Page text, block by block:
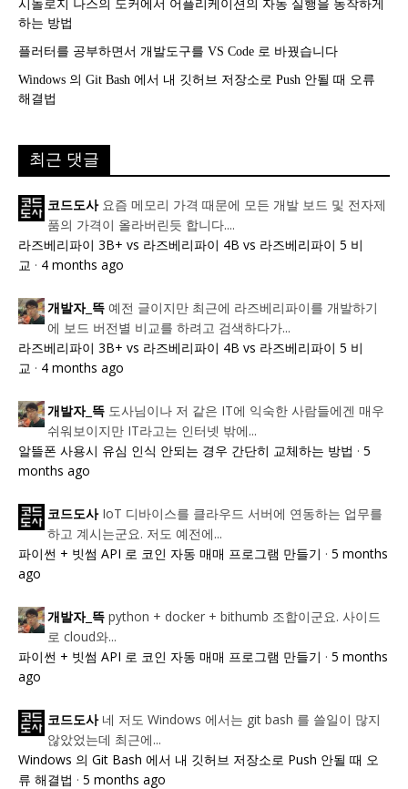
시놀로지 나스의 도커에서 어플리케이션의 자동 실행을 동작하게
하는 방법
플러터를 공부하면서 개발도구를 VS Code 로 바꿨습니다
Windows 의 Git Bash 에서 내 깃허브 저장소로 Push 안될 때 오류
해결법
최근 댓글
코드도사 요즘 메모리 가격 때문에 모든 개발 보드 및 전자제
품의 가격이 올라버린듯 합니다....
라즈베리파이 3B+ vs 라즈베리파이 4B vs 라즈베리파이 5 비
교 · 4 months ago
개발자_뜩 예전 글이지만 최근에 라즈베리파이를 개발하기
에 보드 버전별 비교를 하려고 검색하다가...
라즈베리파이 3B+ vs 라즈베리파이 4B vs 라즈베리파이 5 비
교 · 4 months ago
개발자_뜩 도사님이나 저 같은 IT에 익숙한 사람들에겐 매우
쉬워보이지만 IT라고는 인터넷 밖에...
알뜰폰 사용시 유심 인식 안되는 경우 간단히 교체하는 방법 · 5
months ago
코드도사 IoT 디바이스를 클라우드 서버에 연동하는 업무를
하고 계시는군요. 저도 예전에...
파이썬 + 빗썸 API 로 코인 자동 매매 프로그램 만들기 · 5 months
ago
개발자_뜩 python + docker + bithumb 조합이군요. 사이드
로 cloud와...
파이썬 + 빗썸 API 로 코인 자동 매매 프로그램 만들기 · 5 months
ago
코드도사 네 저도 Windows 에서는 git bash 를 쓸일이 많지
않았었는데 최근에...
Windows 의 Git Bash 에서 내 깃허브 저장소로 Push 안될 때 오
류 해결법 · 5 months ago